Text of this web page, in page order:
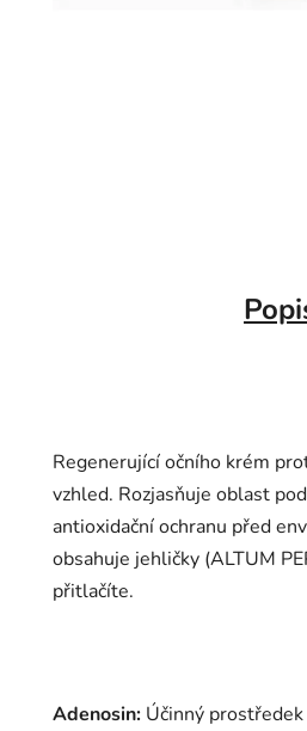
Regenerující očního krém
vzhled. Rozjasňuje oblast
antioxidační ochranu před
obsahuje jehličky (ALTUM
přitlačíte.
Adenosin: Účinný